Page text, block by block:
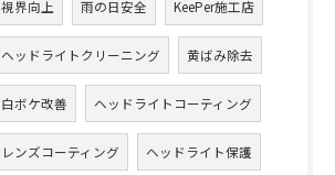
視界向上 雨の日安全 KeePer施工店
ヘッドライトクリーニング 黄ばみ除去
白ボケ改善 ヘッドライトコーティング
レンズコーティング ヘッドライト保護